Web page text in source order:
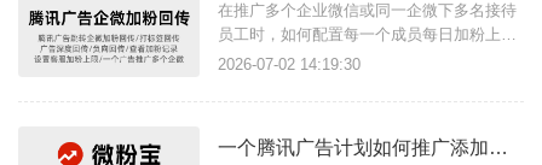
在推广多个企业微信或同一企微下多名接待
员工时，如何配置每一个成员每日加粉上
限，实现添加客户达到设置值后自动下线，
方工具微粉宝配置的腾讯广告回传链接即可
回传等。如何配置企微成员每日加粉上限？
2026-07-02 14:19:30
一个腾讯广告计划如何推广添加多个企业微信？